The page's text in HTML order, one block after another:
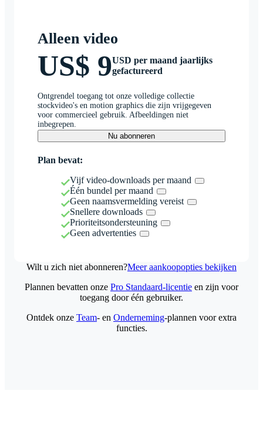
Alleen video
US$ 9USD per maand jaarlijks
gefactureerd
Ontgrendel toegang tot onze volledige collectie
stockvideo's en motion graphics die zijn vrijgegeven
voor commercieel gebruik. Afbeeldingen niet
inbegrepen.
Nu abonneren
Plan bevat:
Vijf video-downloads per maand
Één bundel per maand
Geen naamsvermelding vereist
Snellere downloads
Prioriteitsondersteuning
Geen advertenties
Wilt u zich niet abonneren?Meer aankoopopties bekijken
Plannen bevatten onze Pro Standaard-licentie en zijn voor
toegang door één gebruiker.
Ontdek onze Team- en Onderneming-plannen voor extra
functies.